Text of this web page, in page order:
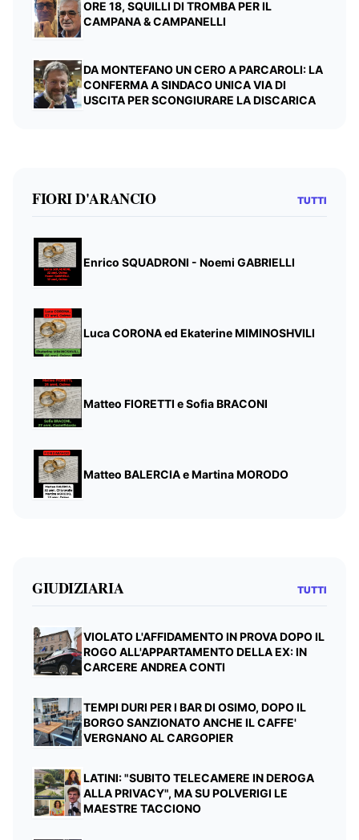
ORE 18, SQUILLI DI TROMBA PER IL
CAMPANA & CAMPANELLI
DA MONTEFANO UN CERO A PARCAROLI: LA
CONFERMA A SINDACO UNICA VIA DI
USCITA PER SCONGIURARE LA DISCARICA
FIORI D'ARANCIO TUTTI
Enrico SQUADRONI - Noemi GABRIELLI
Luca CORONA ed Ekaterine MIMINOSHVILI
Matteo FIORETTI e Sofia BRACONI
Matteo BALERCIA e Martina MORODO
GIUDIZIARIA TUTTI
VIOLATO L'AFFIDAMENTO IN PROVA DOPO IL
ROGO ALL'APPARTAMENTO DELLA EX: IN
CARCERE ANDREA CONTI
TEMPI DURI PER I BAR DI OSIMO, DOPO IL
BORGO SANZIONATO ANCHE IL CAFFE'
VERGNANO AL CARGOPIER
LATINI: "SUBITO TELECAMERE IN DEROGA
ALLA PRIVACY", MA SU POLVERIGI LE
MAESTRE TACCIONO